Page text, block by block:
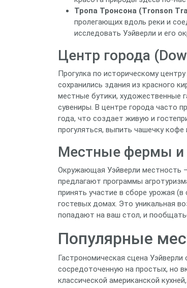
Тропа Тронсона (Tronson
пролегающих вдоль реки и
исследовать Уэйверли и его
Центр города
Прогулка по историческому
сохранились здания из красного
местные бутики, художественные
сувениры. В центре города часто
года, что создает живую и
прогуляться, выпить чашечку
Местные фермы и
Окружающая Уэйверли местность
предлагают программы
принять участие в сборе урожая
гостевых домах. Это уникальная
попадают на ваш стол, и
Популярные
Гастрономическая сцена
сосредоточенную на простых, но
классической американской